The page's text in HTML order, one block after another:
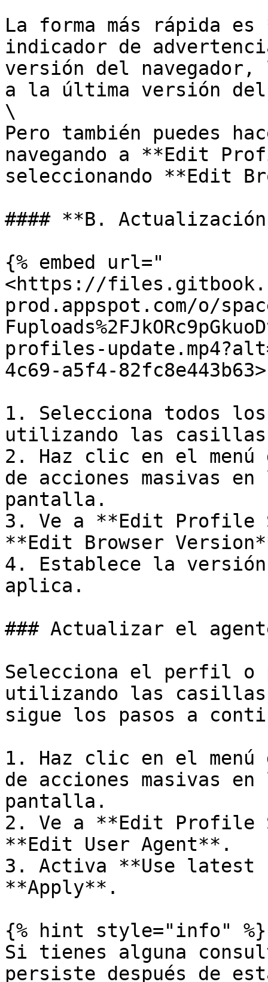
La forma más rápida
indicador de
versión del
a la última versión del
\
Pero también puedes
navegando a **Edit
seleccionando **Edit
#### **B.
{% embed url="
<https://
prod.appspot.com/o/
profiles-
4c69-a5f4-
1. Selecciona todos
utilizando las
2. Haz clic en el
de acciones masivas
pantalla.
3. Ve a **Edit Profile
**Edit Browser
4. Establece la
aplica.
### Actualizar el
Selecciona el perfil o
utilizando las
sigue los pasos a
1. Haz clic en el
de acciones masivas
pantalla.
2. Ve a **Edit Profile
**Edit User Agent**.
3. Activa **Use latest
**Apply**.
{% hint style="info" %}
Si tienes alguna
persiste después de